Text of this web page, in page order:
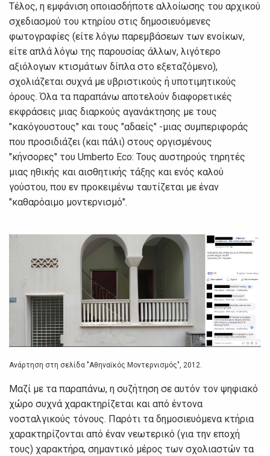
Τέλος, η εμφάνιση οποιασδήποτε αλλοίωσης του αρχικού
σχεδιασμού του κτηρίου στις δημοσιευόμενες
φωτογραφίες (είτε λόγω παρεμβάσεων των ενοίκων,
είτε απλά λόγω της παρουσίας άλλων, λιγότερο
αξιόλογων κτισμάτων δίπλα στο εξεταζόμενο),
σχολιάζεται συχνά με υβριστικούς ή υποτιμητικούς
όρους. Όλα τα παραπάνω αποτελούν διαφορετικές
εκφράσεις μιας διαρκούς αγανάκτησης με τους
"κακόγουστους" και τους "αδαείς" -μιας συμπεριφοράς
που προσιδιάζει (και πάλι) στους οργισμένους
"κήνσορες" του Umberto Eco: Τους αυστηρούς τηρητές
μιας ηθικής και αισθητικής τάξης και ενός καλού
γούστου, που εν προκειμένω ταυτίζεται με έναν
"καθαρόαιμο μοντερνισμό".
Ανάρτηση στη σελίδα "Αθηναϊκός Μοντερνισμός", 2012.
Μαζί με τα παραπάνω, η συζήτηση σε αυτόν τον ψηφιακό
χώρο συχνά χαρακτηρίζεται και από έντονα
νοσταλγικούς τόνους. Παρότι τα δημοσιευόμενα κτήρια
χαρακτηρίζονται από έναν νεωτερικό (για την εποχή
τους) χαρακτήρα, σημαντικό μέρος των σχολιαστών τα